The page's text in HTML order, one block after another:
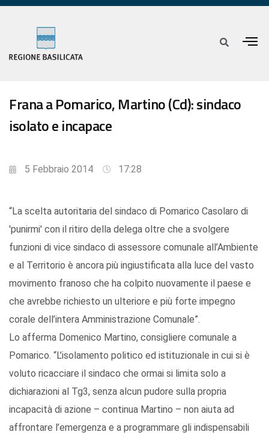
Frana a Pomarico, Martino (Cd): sindaco
isolato e incapace
5 Febbraio 2014 17:28
“La scelta autoritaria del sindaco di Pomarico Casolaro di
'punirmi' con il ritiro della delega oltre che a svolgere
funzioni di vice sindaco di assessore comunale all’Ambiente
e al Territorio è ancora più ingiustificata alla luce del vasto
movimento franoso che ha colpito nuovamente il paese e
che avrebbe richiesto un ulteriore e più forte impegno
corale dell’intera Amministrazione Comunale”.
Lo afferma Domenico Martino, consigliere comunale a
Pomarico. “L’isolamento politico ed istituzionale in cui si è
voluto ricacciare il sindaco che ormai si limita solo a
dichiarazioni al Tg3, senza alcun pudore sulla propria
incapacità di azione – continua Martino – non aiuta ad
affrontare l’emergenza e a programmare gli indispensabili